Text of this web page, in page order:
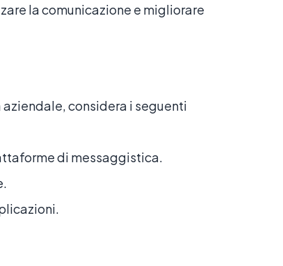
la comunicazione e migliorare
considera i seguenti
di messaggistica.